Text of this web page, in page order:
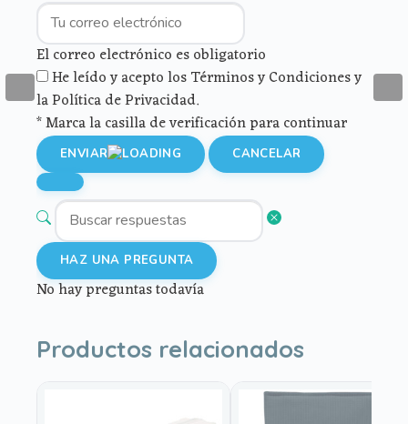
El correo electrónico es obligatorio
He leído y acepto los Términos y Condiciones y
la Política de Privacidad.
* Marca la casilla de verificación para continuar
ENVIAR CANCELAR
HAZ UNA PREGUNTA
No hay preguntas todavía
Productos relacionados